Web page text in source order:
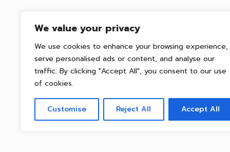
We value your privacy
We use cookies to enhance your browsing experience,
serve personalised ads or content, and analyse our
traffic. By clicking "Accept All", you consent to our use
of cookies.
Customise Reject All Accept All